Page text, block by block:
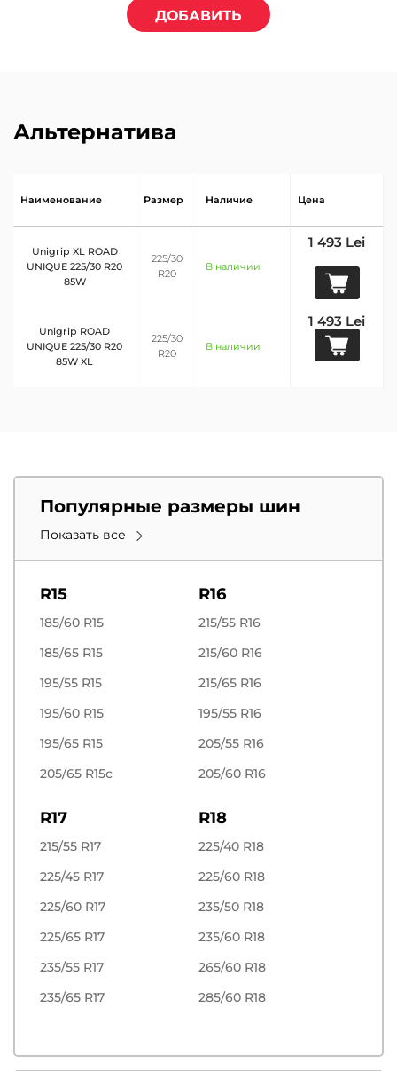
ДОБАВИТЬ
Альтернатива
Наименование Размер Наличие Цена
Unigrip XL ROAD
UNIQUE 225/30 R20
85W
225/30
R20
В наличии
1 493 Lei
Unigrip ROAD
UNIQUE 225/30 R20
85W XL
225/30
R20
В наличии
1 493 Lei
Популярные размеры шин
Показать все
R15
185/60 R15
185/65 R15
195/55 R15
195/60 R15
195/65 R15
205/65 R15c
R16
215/55 R16
215/60 R16
215/65 R16
195/55 R16
205/55 R16
205/60 R16
R17
215/55 R17
225/45 R17
225/60 R17
225/65 R17
235/55 R17
235/65 R17
R18
225/40 R18
225/60 R18
235/50 R18
235/60 R18
265/60 R18
285/60 R18